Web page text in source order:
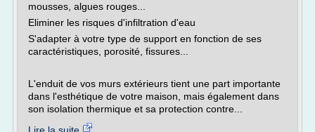
mousses, algues rouges...
Eliminer les risques d'infiltration d'eau
S'adapter à votre type de support en fonction de ses
caractéristiques, porosité, fissures...
L'enduit de vos murs extérieurs tient une part importante
dans l'esthétique de votre maison, mais également dans
son isolation thermique et sa protection contre...